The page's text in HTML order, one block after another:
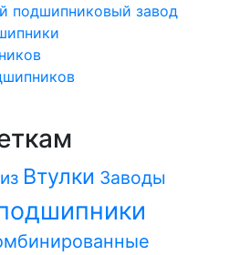
подшипниковый завод
Втулки Заводы